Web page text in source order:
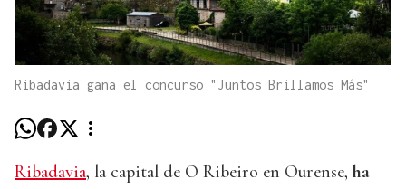
Ribadavia gana el concurso "Juntos Brillamos Más"
Ribadavia, la capital de O Ribeiro en Ourense, ha